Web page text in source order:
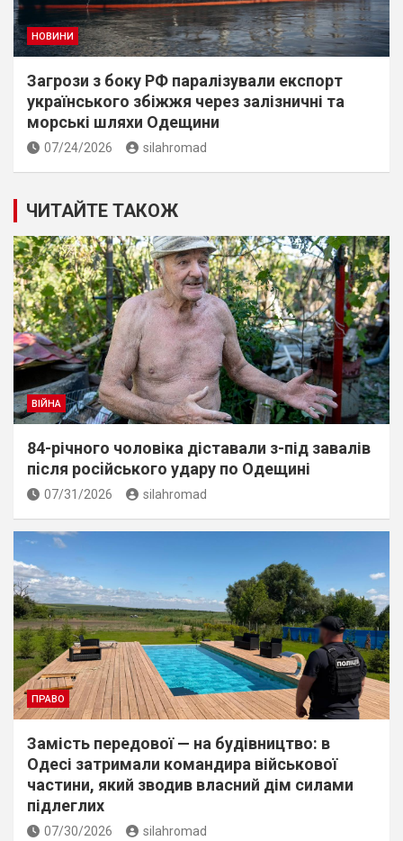
НОВИНИ
Загрози з боку РФ паралізували експорт
українського збіжжя через залізничні та
морські шляхи Одещини
07/24/2026 silahromad
ЧИТАЙТЕ ТАКОЖ
ВІЙНА
84-річного чоловіка діставали з-під завалів
пiсля росiйського удару по Одещині
07/31/2026 silahromad
ПРАВО
Замість передової — на будівництво: в
Одесі затримали командира військової
частини, який зводив власний дім силами
підлеглих
07/30/2026 silahromad